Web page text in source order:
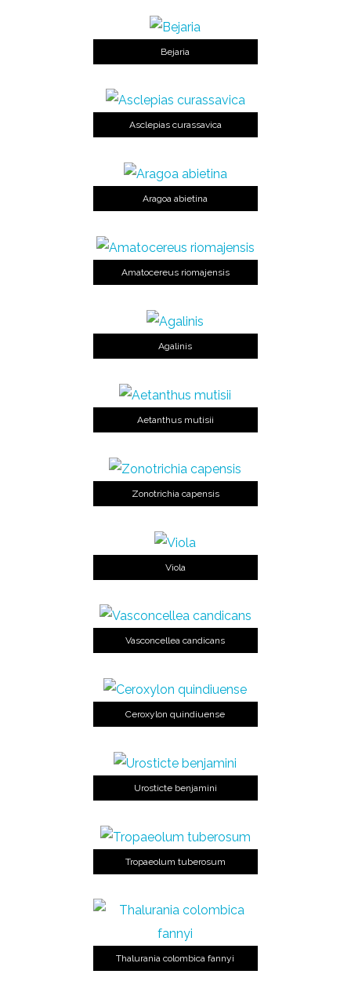
Bejaria
Asclepias curassavica
Aragoa abietina
Amatocereus riomajensis
Agalinis
Aetanthus mutisii
Zonotrichia capensis
Viola
Vasconcellea candicans
Ceroxylon quindiuense
Urosticte benjamini
Tropaeolum tuberosum
Thalurania colombica fannyi